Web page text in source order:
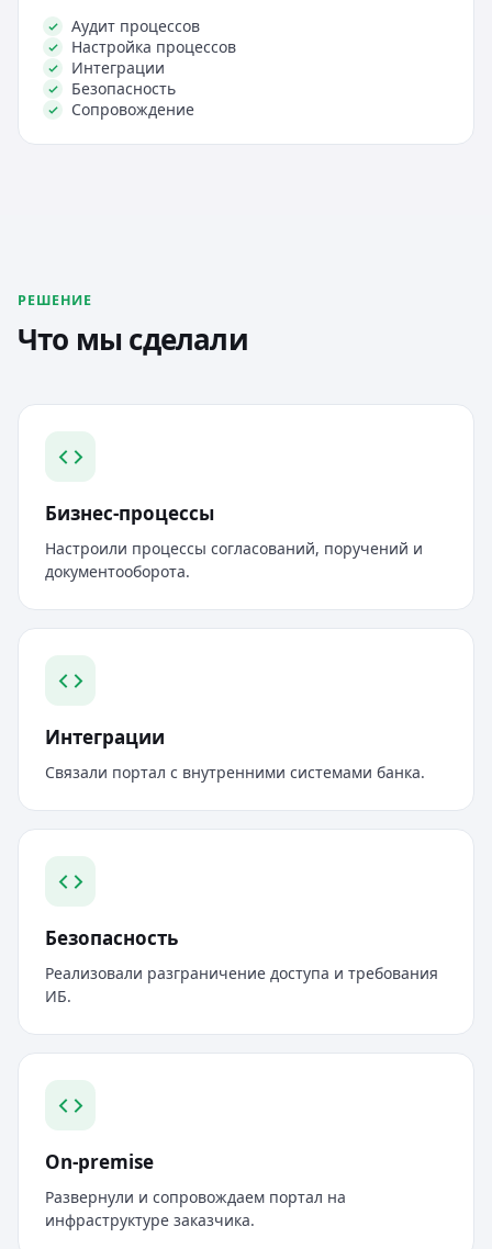
Аудит процессов
Настройка процессов
Интеграции
Безопасность
Сопровождение
РЕШЕНИЕ
Что мы сделали
Бизнес-процессы
Настроили процессы согласований, поручений и
документооборота.
Интеграции
Связали портал с внутренними системами банка.
Безопасность
Реализовали разграничение доступа и требования
ИБ.
On-premise
Развернули и сопровождаем портал на
инфраструктуре заказчика.